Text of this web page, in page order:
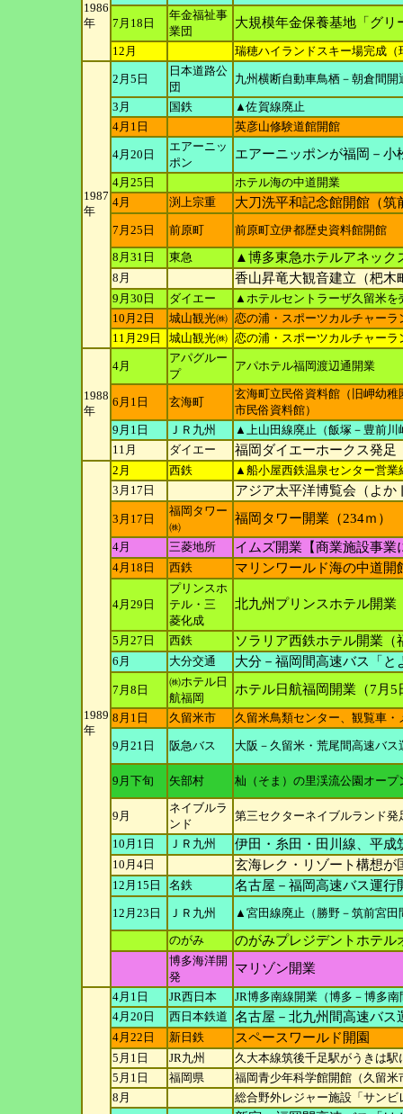
1986
年
7月18日
年金福祉事
業団
大規模年金保養基地「グ
12月 瑞穂ハイランドスキー場完成（
1987
年
2月5日
日本道路公
団
九州横断自動車鳥栖－朝倉間開
3月 国鉄
▲佐賀線廃止
4月1日
英彦山修験道館開館
4月20日
エアーニッ
ポン
エアーニッポンが福岡－小
4月25日
ホテル海の中道開業
4月
渕上宗重 大刀洗平和記念館開館（
7月25日 前原町
前原町立伊都歴史資料館開館
8月31日
東急 ▲博多東急ホテルアネック
8月 香山昇竜大観音建立（杷木
9月30日 ダイエー
▲ホテルセントラーザ久留米を
10月2日
城山観光㈱ 恋の浦・スポーツカルチャー
11月29日
城山観光㈱ 恋の浦・スポーツカルチャー
1988
年
4月
アパグルー
プ
アパホテル福岡渡辺通開業
6月1日 玄海町
玄海町立民俗資料館（旧岬幼
市民俗資料館）
9月1日
ＪＲ九州
▲上山田線廃止（飯塚－豊前川
11月
ダイエー 福岡ダイエーホークス発足
1989
年
2月 西鉄
▲船小屋西鉄温泉センター営業
3月17日
アジア太平洋博覧会（よか
3月17日
福岡タワー
㈱
福岡タワー開業（234ｍ）
4月 三菱地所 イムズ開業【商業施設事業
4月18日 西鉄 マリンワールド海の中道開
4月29日
プリンスホ
テル・三
菱化成
北九州プリンスホテル開業
5月27日 西鉄 ソラリア西鉄ホテル開業（
6月 大分交通 大分－福岡間高速バス「と
7月8日
㈱ホテル日
航福岡
ホテル日航福岡開業（7月
8月1日 久留米市 久留米鳥類センター、観覧車
9月21日 阪急バス 大阪－久留米・荒尾間高速バス
9月下旬 矢部村 杣（そま）の里渓流公園オープ
9月
ネイブルラ
ンド
第三セクターネイブルランド
10月1日 ＪＲ九州 伊田・糸田・田川線、平成
10月4日 玄海レク・リゾート構想が
12月15日 名鉄 名古屋－福岡高速バス運行
12月23日 ＪＲ九州
▲宮田線廃止（勝野－筑前宮田
のがみ
のがみプレジデントホテル
博多海洋開
発
マリゾン開業
4月1日 JR西日本
JR博多南線開業（博多－博多南
4月20日
西日本鉄道 名古屋－北九州間高速バス
4月22日 新日鉄 スペースワールド開園
5月1日 JR九州
久大本線筑後千足駅がうきは駅
5月1日
福岡県
福岡青少年科学館開館（久留米
8月
総合野外レジャー施設「サン